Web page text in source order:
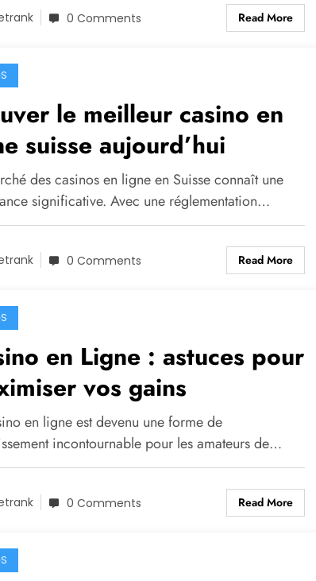
0 Comments Read More
le meilleur casino en
suisse aujourd’hui
des casinos en ligne en Suisse connaît une
significative. Avec une réglementation…
0 Comments Read More
en Ligne : astuces pour
vos gains
en ligne est devenu une forme de
incontournable pour les amateurs de…
0 Comments Read More